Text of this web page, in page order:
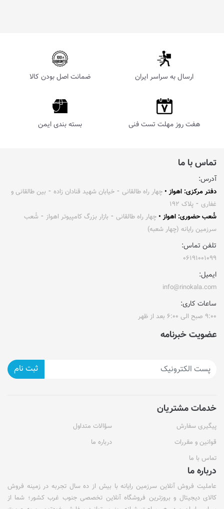
ارسال به سراسر ایران ضمانت اصل بودن کالا
هفت روز مهلت تست فنی بسته بندی ایمن
تماس با ما
آدرس:
دفتر مرکزی: اهواز • چهار راه طالقانی ⁃ خیابان شهید قنادان زاده ⁃ بین طالقانی و
غفاری ⁃ پلاک ۱۹۲
شُعب حضوری: اهواز • چهار راه طالقانی ⁃ بازار بزرگ کامپیوتر اهواز ⁃ شُعب
سرزمین رایانه (چهار شعبه)
تلفن تماس:
۰۶۱۹۱۰۰۱۰۹۹
ایمیل:
info@rinokala.com
ساعات کاری:
۹:۰۰ صبح الی ۶:۰۰ بعد از ظهر
عضویت خبرنامه
ثبت نام
خدمات مشتریان
پیگیری سفارش
سؤالات متداول
قوانین و مقررات
درباره ما
تماس با ما
درباره ما
عاملیت فروش آنلاین سرزمین رایانه با بیش از ده سال تجربه در زمینه فروش
کالای دیجیتال و بروزترین فروشگاه آنلاین تخصصی جنوب غرب کشور؛ شما از